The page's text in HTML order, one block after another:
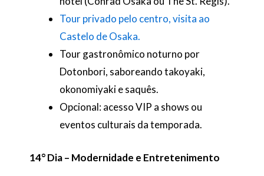
Tour privado pelo centro, visita ao
Castelo de Osaka.
Tour gastronômico noturno por
Dotonbori, saboreando takoyaki,
okonomiyaki e saquês.
Opcional: acesso VIP a shows ou
eventos culturais da temporada.
14° Dia – Modernidade e Entretenimento